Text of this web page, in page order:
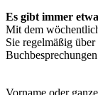
Es gibt immer
Mit dem
Sie regelmäßig
Buchbesprechungen